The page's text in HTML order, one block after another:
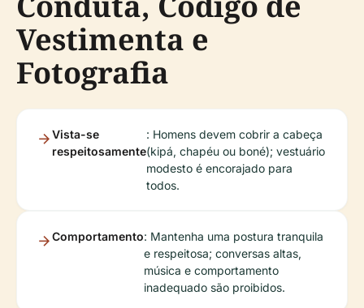
Vestimenta e
Fotografia
Vista-se
respeitosamente
: Homens devem cobrir a cabeça
(kipá, chapéu ou boné); vestuário
modesto é encorajado para
todos.
Comportamento: Mantenha uma postura tranquila
e respeitosa; conversas altas,
música e comportamento
inadequado são proibidos.